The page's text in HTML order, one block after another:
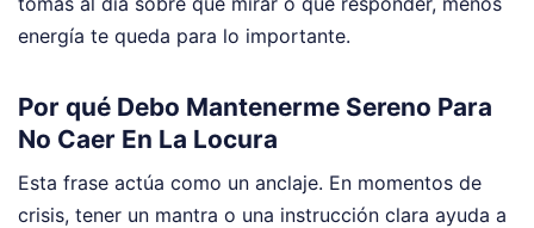
energía te queda para lo importante.
Por qué Debo Mantenerme Sereno Para
No Caer En La Locura
Esta frase actúa como un anclaje. En momentos de
crisis, tener un mantra o una instrucción clara ayuda a